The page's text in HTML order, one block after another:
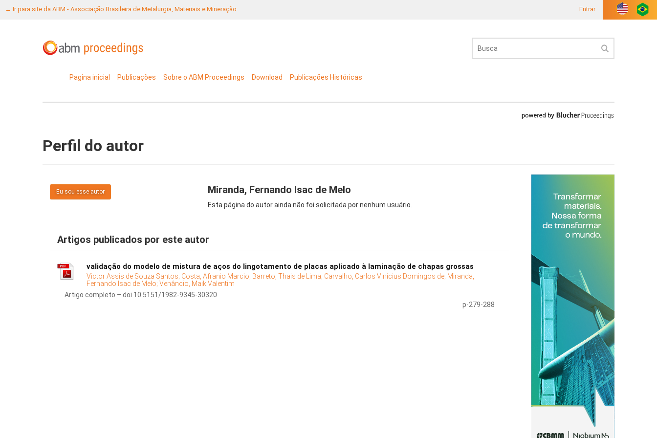
← Ir para site da ABM - Associação Brasileira de Metalurgia, Materiais e Mineração Entrar
Pagina inicial Publicações Sobre o ABM Proceedings Download Publicações Históricas
Perfil do autor
Eu sou esse autor Miranda, Fernando Isac de Melo
Esta página do autor ainda não foi solicitada por nenhum usuário.
Artigos publicados por este autor
validação do modelo de mistura de aços do lingotamento de placas aplicado à laminação de chapas grossas
Victor Assis de Souza Santos; Costa, Afranio Marcio; Barreto, Thais de Lima; Carvalho, Carlos Vinicius Domingos de; Miranda,
Fernando Isac de Melo; Venâncio, Maik Valentim
Artigo completo – doi 10.5151/1982-9345-30320
p-279-288